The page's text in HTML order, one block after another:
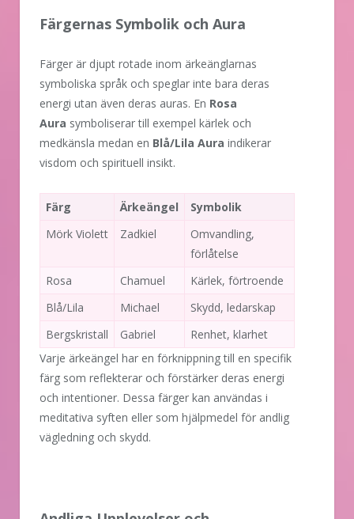
Färgernas Symbolik och Aura
Färger är djupt rotade inom ärkeänglarnas
symboliska språk och speglar inte bara deras
energi utan även deras auras. En Rosa
Aura symboliserar till exempel kärlek och
medkänsla medan en Blå/Lila Aura indikerar
visdom och spirituell insikt.
Färg Ärkeängel
Symbolik
Mörk Violett
Zadkiel
Omvandling,
förlåtelse
Rosa
Chamuel
Kärlek, förtroende
Blå/Lila
Michael
Skydd, ledarskap
Bergskristall
Gabriel
Renhet, klarhet
Varje ärkeängel har en förknippning till en specifik
färg som reflekterar och förstärker deras energi
och intentioner. Dessa färger kan användas i
meditativa syften eller som hjälpmedel för andlig
vägledning och skydd.